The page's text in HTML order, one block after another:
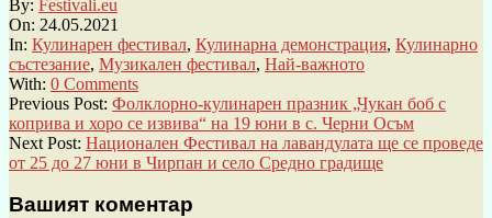
By: Festivali.eu
On: 24.05.2021
In: Кулинарен фестивал, Кулинарна демонстрация, Кулинарно
състезание, Музикален фестивал, Най-важното
With: 0 Comments
Previous Post: Фолклорно-кулинарен празник „Чукан боб с
коприва и хоро се извива“ на 19 юни в с. Черни Осъм
Next Post: Национален Фестивал на лавандулата ще се проведе
от 25 до 27 юни в Чирпан и село Средно градище
Вашият коментар